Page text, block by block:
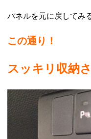
パネルを元に戻してみ
この通り！
スッキリ収納